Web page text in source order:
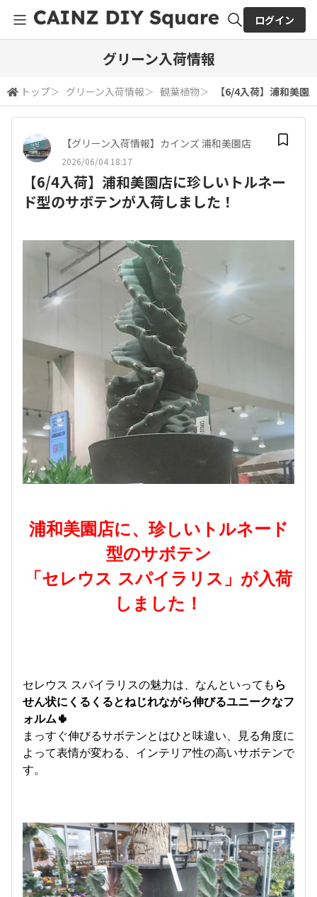
検索
ログイン
グリーン入荷情報
トップ＞ グリーン入荷情報＞ 観葉植物＞ 【6/4入荷】浦和美
【グリーン入荷情報】カインズ 浦和美園店
2026/06/04 18:17
【6/4入荷】浦和美園店に珍しいトルネー
ド型のサボテンが入荷しました！
浦和美園店に、珍しいトルネード
型のサボテン
「セレウス スパイラリス」が入荷
しました！
セレウス スパイラリスの魅力は、なんといってもら
せん状にくるくるとねじれながら伸びるユニークなフ
ォルム🌵
まっすぐ伸びるサボテンとはひと味違い、見る角度に
よって表情が変わる、インテリア性の高いサボテンで
す。